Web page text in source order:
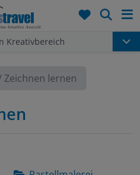
Kreativbereich
Zeichnen lernen